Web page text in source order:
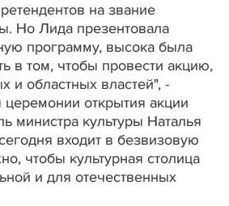
на звание
Но Лида презентовала
программу, высока была
в том, чтобы провести акцию,
и областных властей", -
открытия акции
министра культуры Наталья
входит в безвизовую
чтобы культурная столица
и для отечественных